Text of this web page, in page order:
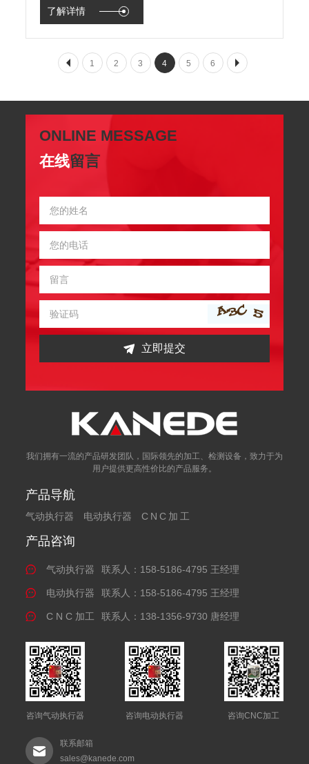
了解详情
1 2 3 4 5 6
ONLINE MESSAGE
在线留言
立即提交
我们拥有一流的产品研发团队，国际领先的加工、检测设备，致力于为
用户提供更高性价比的产品服务。
产品导航
气动执行器 电动执行器 CNC加工
产品咨询
气动执行器 联系人：158-5186-4795 王经理
电动执行器 联系人：158-5186-4795 王经理
C N C 加工 联系人：138-1356-9730 唐经理
咨询气动执行器 咨询电动执行器 咨询CNC加工
联系邮箱
sales@kanede.com